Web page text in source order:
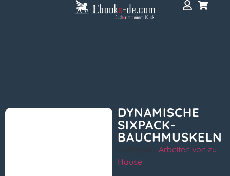
DYNAMISCHE
SIXPACK-
BAUCHMUSKELN
Kategorie:Arbeiten von zu
Hause